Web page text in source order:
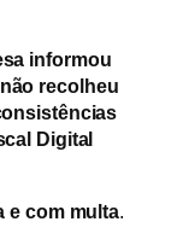
informou
recolheu
Digital
e com multa.